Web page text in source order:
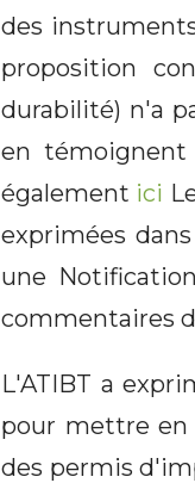
des
proposition
durabilité) n'a
en témoignent
également ici
exprimées
une
commentaires
L'ATIBT a
pour mettre en
des permis